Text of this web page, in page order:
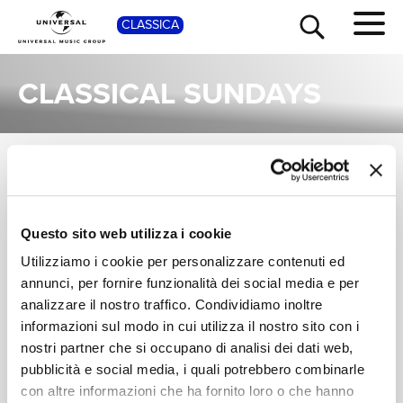
Questo sito web utilizza i cookie
Utilizziamo i cookie per personalizzare contenuti ed
annunci, per fornire funzionalità dei social media e per
analizzare il nostro traffico. Condividiamo inoltre
informazioni sul modo in cui utilizza il nostro sito con i
nostri partner che si occupano di analisi dei dati web,
pubblicità e social media, i quali potrebbero combinarle
con altre informazioni che ha fornito loro o che hanno
CLASSICA
CLASSICAL SUNDAYS
MARI SAMUELSEN,
CHRISTIAN
BADZURA,
CLASSICAL
SUNDAYS
Mitt hjerte alltid
vanker (Arr. for Solo
Violin and Ensemble)
Digitale
CLASSICAL
Maoz Tzur (Winter
Tales Version)
Digitale
SHOP
TOUR
NEWS
RICERCA
CHI SIAMO
CONTATTI